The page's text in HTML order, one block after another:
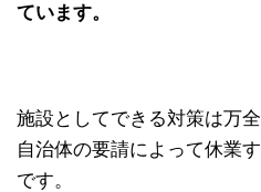
ています。
施設としてできる対策は万
自治体の要請によって休業
です。